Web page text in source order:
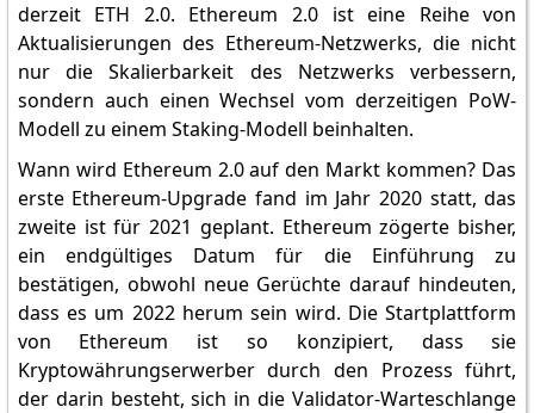
derzeit ETH 2.0. Ethereum 2.0 ist eine Reihe von
Aktualisierungen des Ethereum-Netzwerks, die nicht
nur die Skalierbarkeit des Netzwerks verbessern,
sondern auch einen Wechsel vom derzeitigen PoW-
Modell zu einem Staking-Modell beinhalten.
Wann wird Ethereum 2.0 auf den Markt kommen? Das
erste Ethereum-Upgrade fand im Jahr 2020 statt, das
zweite ist für 2021 geplant. Ethereum zögerte bisher,
ein endgültiges Datum für die Einführung zu
bestätigen, obwohl neue Gerüchte darauf hindeuten,
dass es um 2022 herum sein wird. Die Startplattform
von Ethereum ist so konzipiert, dass sie
Kryptowährungserwerber durch den Prozess führt,
der darin besteht, sich in die Validator-Warteschlange